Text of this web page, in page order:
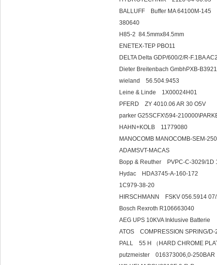
BALLUFF Buffer MA 64100M-145
380640
H85-2 84.5mmx84.5mm
ENETEX-TEP PBO11
DELTA Delta GDP/600/2/R-
Dieter Breitenbach GmbhPXB-
wieland
Leine & Linde 1X00024H01
PFERD ZY 4010.06 AR 30 O5V
parker G25SCFX\594-
HAHN+KOLB
MANOCOMB MANOCOMB-SEM-
ADAMSVT-MACAS
Bopp & Reuther PVPC-C-3029/1D
Hydac
1C979-38-20
HIRSCHMANN FSKV 056.5914
Bosch Rexroth
AEG UPS 10KVA Inklusive
ATOS COMPRESSION SPRING/
PALL 55 H （HARD CHROME
putzmeister 016373006,0-250BAR